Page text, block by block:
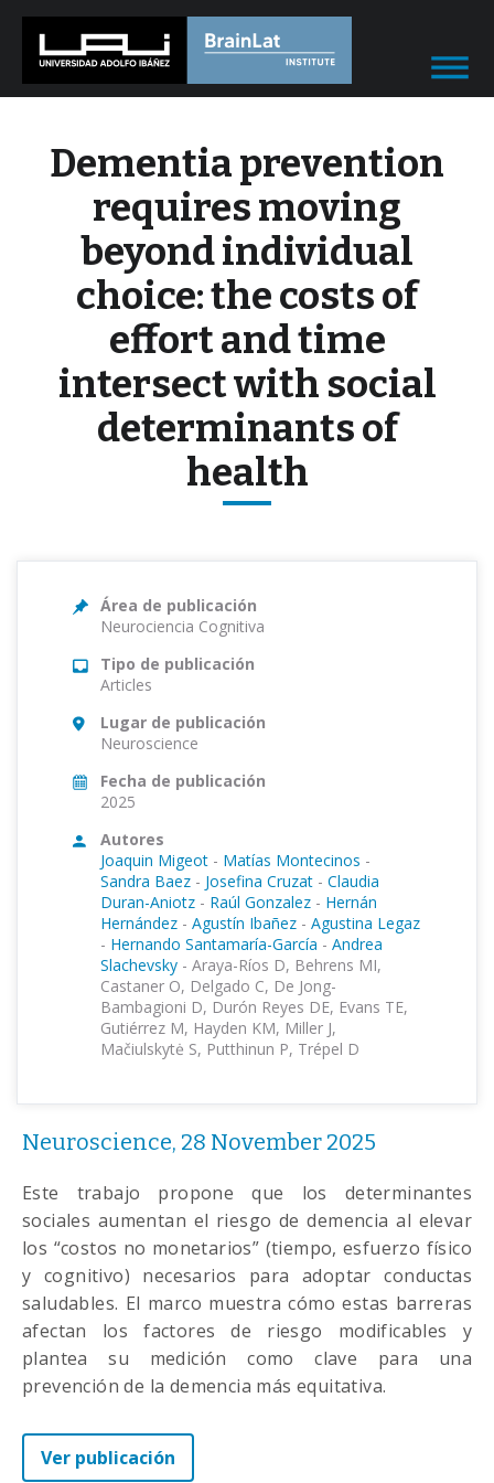
Dementia prevention
requires moving
beyond individual
choice: the costs of
effort and time
intersect with social
determinants of
health
Área de publicación
Neurociencia Cognitiva
Tipo de publicación
Articles
Lugar de publicación
Neuroscience
Fecha de publicación
2025
Autores
Joaquin Migeot - Matías Montecinos -
Sandra Baez - Josefina Cruzat - Claudia
Duran-Aniotz - Raúl Gonzalez - Hernán
Hernández - Agustín Ibañez - Agustina Legaz
- Hernando Santamaría-García - Andrea
Slachevsky - Araya-Ríos D, Behrens MI,
Castaner O, Delgado C, De Jong-
Bambagioni D, Durón Reyes DE, Evans TE,
Gutiérrez M, Hayden KM, Miller J,
Mačiulskytė S, Putthinun P, Trépel D
Neuroscience, 28 November 2025
Este trabajo propone que los determinantes
sociales aumentan el riesgo de demencia al elevar
los “costos no monetarios” (tiempo, esfuerzo físico
y cognitivo) necesarios para adoptar conductas
saludables. El marco muestra cómo estas barreras
afectan los factores de riesgo modificables y
plantea su medición como clave para una
prevención de la demencia más equitativa.
Ver publicación